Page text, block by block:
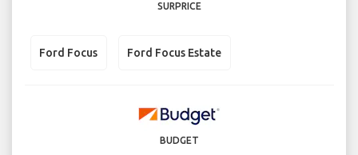
SURPRICE
Ford Focus Ford Focus Estate
BUDGET